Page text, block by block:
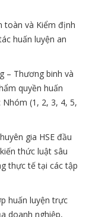
toàn và Kiểm định
huấn luyện an
– Thương binh và
quyền huấn
(1, 2, 3, 4, 5,
gia HSE đầu
thức luật sâu
thực tế tại các tập
huấn luyện trực
doanh nghiệp,